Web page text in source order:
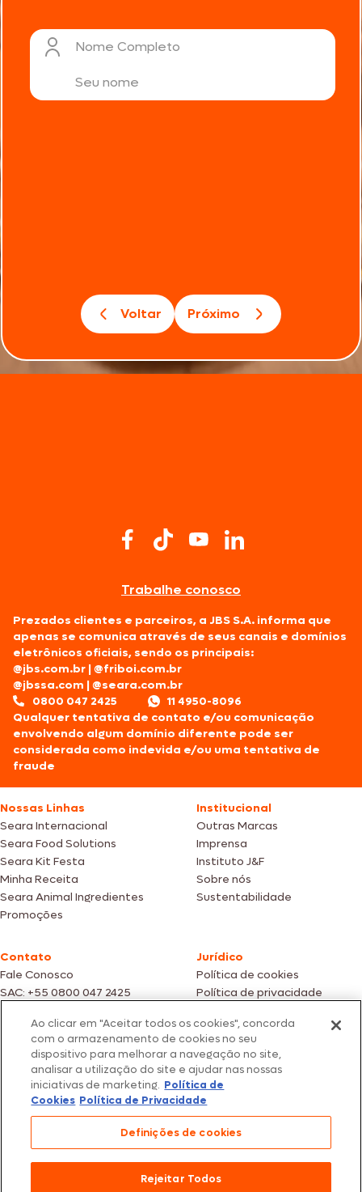
Nome Completo
Voltar Próximo
Trabalhe conosco
Prezados clientes e parceiros, a JBS S.A. informa que
apenas se comunica através de seus canais e domínios
eletrônicos oficiais, sendo os principais:
@jbs.com.br |@friboi.com.br
@jbssa.com |@seara.com.br
0800 047 2425
11 4950-8096
Qualquer tentativa de contato e/ou comunicação
envolvendo algum domínio diferente pode ser
considerada como indevida e/ou uma tentativa de
fraude
Nossas Linhas
Seara Internacional
Seara Food Solutions
Seara Kit Festa
Minha Receita
Seara Animal Ingredientes
Promoções
Institucional
Outras Marcas
Imprensa
Instituto J&F
Sobre nós
Sustentabilidade
Contato
Fale Conosco
SAC: +55 0800 047 2425
Jurídico
Política de cookies
Política de privacidade
Fotos meramente ilustrativas | Ofertas válidas enquanto durarem os
estoques dos nossos parceiros | Vendas sujeitas a análise e confirmação
de dados.
Os preços, promoções e condições de pagamento são válidos
exclusivamente para compras efetuadas em nossos parceiros.
Todos os produtos estão sujeitos a disponibilidade de estoque.
São Paulo/SP – CEP 05.118-100
© 2026 Seara. Todos os direitos reservados
Ao clicar em "Aceitar todos os cookies", concorda
com o armazenamento de cookies no seu
dispositivo para melhorar a navegação no site,
analisar a utilização do site e ajudar nas nossas
iniciativas de marketing. Política de
Cookies Política de Privacidade
Definições de cookies
Rejeitar Todos